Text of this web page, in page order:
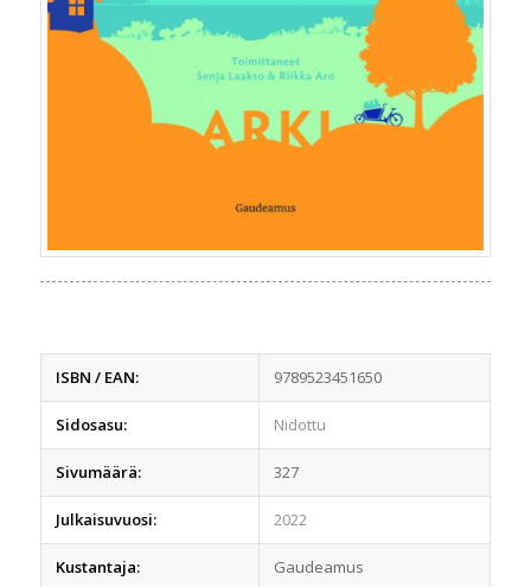
ISBN / EAN: 9789523451650
Sidosasu: Nidottu
Sivumäärä: 327
Julkaisuvuosi: 2022
Kustantaja: Gaudeamus